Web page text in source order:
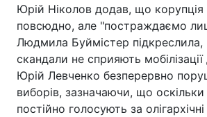
Юрій Ніколов додав, що корупція
повсюдно, але "постраждаємо
Людмила Буймістер підкреслила,
скандали не сприяють
Юрій Левченко безперервно
виборів, зазначаючи, що
постійно голосують за олігархічні